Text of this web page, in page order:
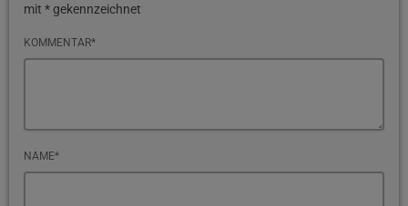
mit * gekennzeichnet
KOMMENTAR*
NAME*